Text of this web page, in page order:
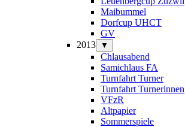
Maibummel
Dorfcup UHCT
GV
2013
▼
Chlausabend
Samichlaus FA
Turnfahrt Turner
Turnfahrt Turnerinnen
VFzR
Altpapier
Sommerspiele